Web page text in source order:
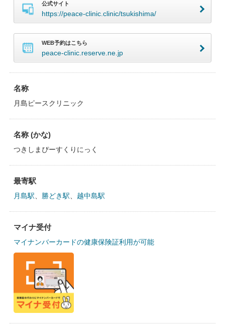
公式サイト
https://peace-clinic.clinic/tsukishima/
WEB予約はこちら
peace-clinic.reserve.ne.jp
名称
月島ピースクリニック
名称 (かな)
つきしまぴーすくりにっく
最寄駅
月島駅 勝どき駅 越中島駅
マイナ受付
マイナンバーカードの健康保険証利用が可能